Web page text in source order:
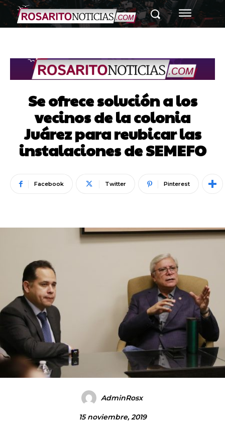
Se ofrece solución a los
vecinos de la colonia
Juárez para reubicar las
instalaciones de SEMEFO
Facebook Twitter Pinterest
AdminRosx
15 noviembre, 2019